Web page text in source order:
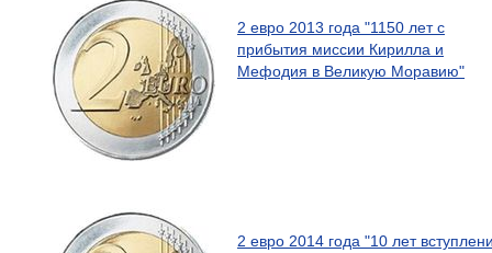
2 евро 2013 года "1150 лет с
прибытия миссии Кирилла и
Мефодия в Великую Моравию"
2 евро 2014 года "10 лет